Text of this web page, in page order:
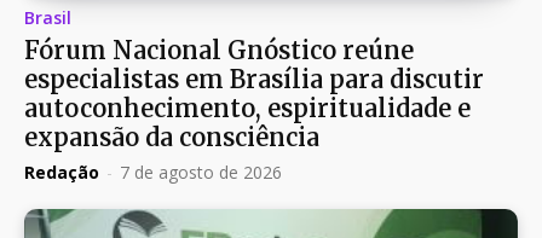
Brasil
Fórum Nacional Gnóstico reúne
especialistas em Brasília para discutir
autoconhecimento, espiritualidade e
expansão da consciência
Redação - 7 de agosto de 2026